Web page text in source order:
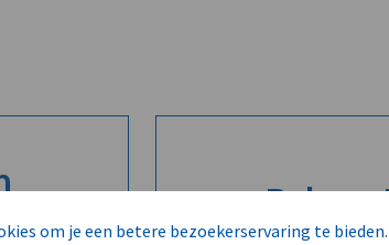
om je een betere bezoekerservaring te bieden.